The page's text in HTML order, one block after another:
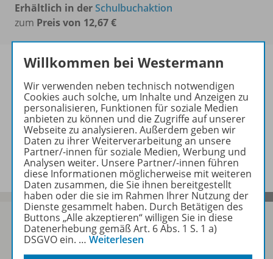
Erhältlich in derSchulbuchaktion
zum Preis von 12,67 €
Produktinformationen
Zugehörige Produkte
Sofort profitieren
Willkommen bei Westermann
Wir verwenden neben technisch notwendigen
Cookies auch solche, um Inhalte und Anzeigen zu
personalisieren, Funktionen für soziale Medien
anbieten zu können und die Zugriffe auf unserer
Webseite zu analysieren. Außerdem geben wir
Daten zu ihrer Weiterverarbeitung an unsere
Partner/-innen für soziale Medien, Werbung und
Analysen weiter. Unsere Partner/-innen führen
diese Informationen möglicherweise mit weiteren
Daten zusammen, die Sie ihnen bereitgestellt
haben oder die sie im Rahmen Ihrer Nutzung der
Dienste gesammelt haben. Durch Betätigen des
Buttons „Alle akzeptieren“ willigen Sie in diese
Datenerhebung gemäß Art. 6 Abs. 1 S. 1 a)
DSGVO ein. … Weiterlesen